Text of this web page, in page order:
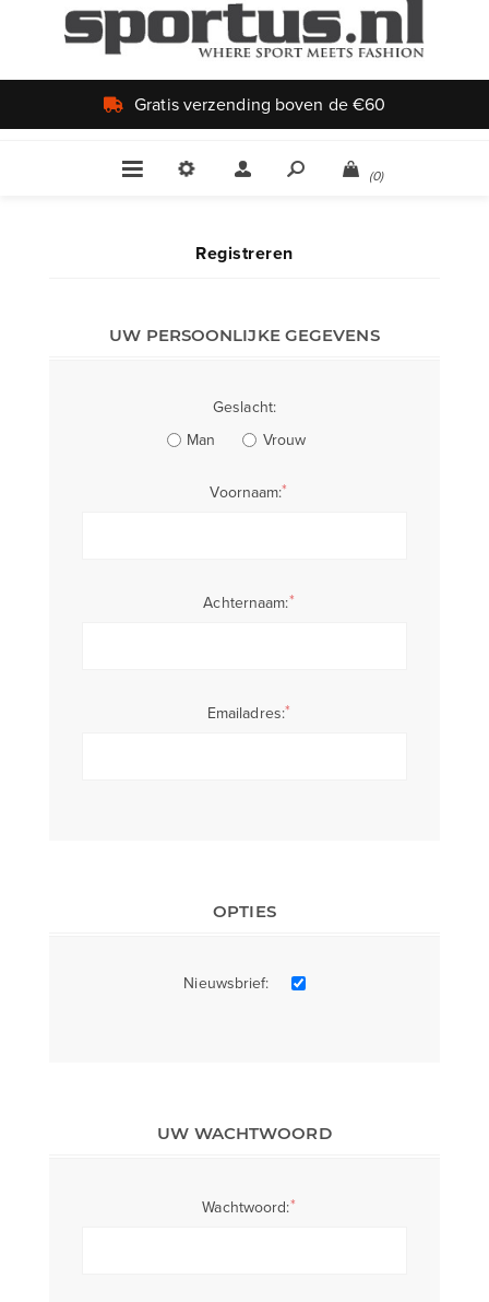
Gratis verzending boven de €60
(0)
Registreren
UW PERSOONLIJKE GEGEVENS
Geslacht:
Man
Vrouw
Voornaam:*
Achternaam:*
Emailadres:*
OPTIES
Nieuwsbrief:
UW WACHTWOORD
Wachtwoord:*